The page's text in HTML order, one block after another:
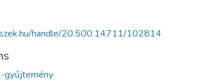
handle/20.500.14711/102814
gyűjtemény